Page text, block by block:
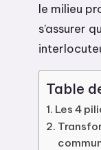
le milieu
s’assurer
Table
Les 4